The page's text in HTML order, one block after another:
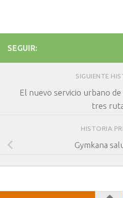
SEGUIR:
SIGUIENTE
El nuevo servicio urbano
tres
HISTORIA
Gymkana